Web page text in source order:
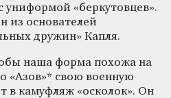
униформой «беркутовцев».
из основателей
дружин» Капля.
наша форма похожа на
«Азов»* свою военную
в камуфляж «осколок». Он